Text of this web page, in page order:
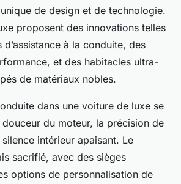
de design et de technologie.
proposent des innovations telles
à la conduite, des
et des habitacles ultra-
de matériaux nobles.
dans une voiture de luxe se
du moteur, la précision de
intérieur apaisant. Le
sacrifié, avec des sièges
options de personnalisation de